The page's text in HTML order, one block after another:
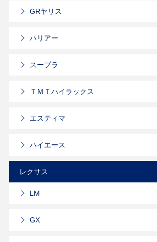
GRヤリス
ハリアー
スープラ
ＴＭＴハイラックス
エスティマ
ハイエース
レクサス
LM
GX